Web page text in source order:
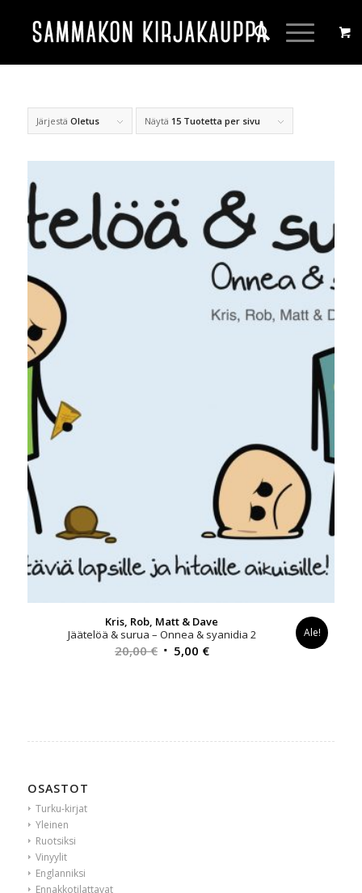
Järjestä Oletus Näytä 15 Tuotetta per sivu
Kris, Rob, Matt & Dave
Jäätelöä & surua – Onnea & syanidia 2
20,00€ Alkuperäinen
5,00 €Nykyinen
Ale!
OSASTOT
Turku-kirjat
Yleinen
Ruotsiksi
Vinyylit
Englanniksi
Ennakkotilattavat